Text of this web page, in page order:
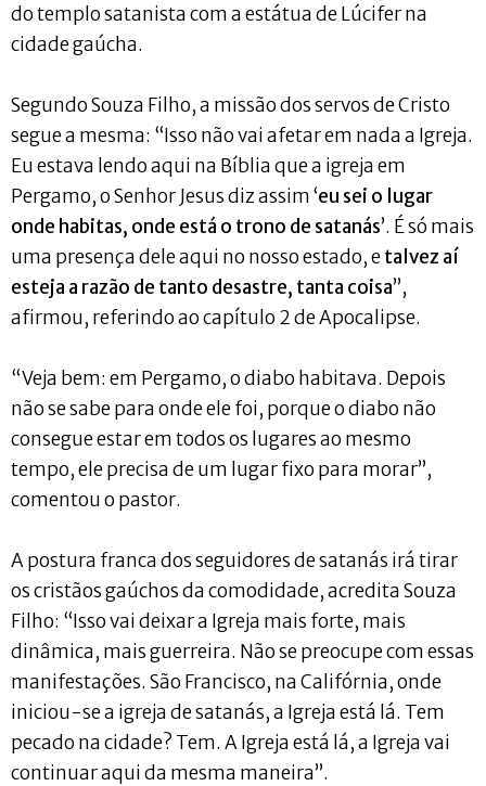
do templo satanista com a estátua de Lúcifer na
cidade gaúcha.
Segundo Souza Filho, a missão dos servos de Cristo
segue a mesma: “Isso não vai afetar em nada a Igreja.
Eu estava lendo aqui na Bíblia que a igreja em
Pergamo, o Senhor Jesus diz assim ‘eu sei o lugar
onde habitas, onde está o trono de satanás’. É só mais
uma presença dele aqui no nosso estado, etalvez aí
esteja a razão de tanto desastre, tanta coisa”,
afirmou, referindo ao capítulo 2 de Apocalipse.
“Veja bem: em Pergamo, o diabo habitava. Depois
não se sabe para onde ele foi, porque o diabo não
consegue estar em todos os lugares ao mesmo
tempo, ele precisa de um lugar fixo para morar”,
comentou o pastor.
A postura franca dos seguidores de satanás irá tirar
os cristãos gaúchos da comodidade, acredita Souza
Filho: “Isso vai deixar a Igreja mais forte, mais
dinâmica, mais guerreira. Não se preocupe com essas
manifestações. São Francisco, na Califórnia, onde
iniciou-se a igreja de satanás, a Igreja está lá. Tem
pecado na cidade? Tem. A Igreja está lá, a Igreja vai
continuar aqui da mesma maneira”.